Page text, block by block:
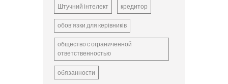
Штучний інтелект кредитор
обов’язки для керівників
общество с ограниченной
ответственностью
обязанности